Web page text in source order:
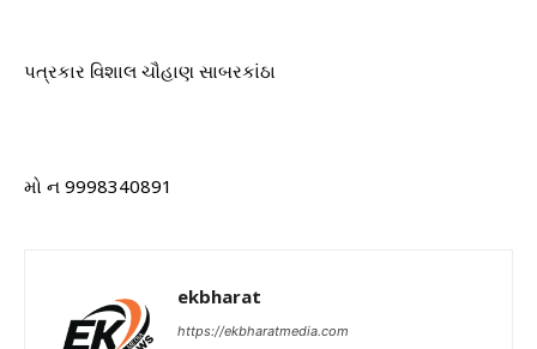
પત્રકાર વિશાલ ચૌહાણ સાબરકાંઠા
મો ન 9998340891
ekbharat
https://ekbharatmedia.com